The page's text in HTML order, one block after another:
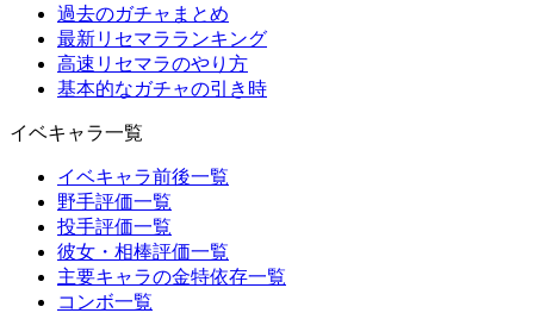
過去のガチャまとめ
最新リセマラランキング
高速リセマラのやり方
基本的なガチャの引き時
イベキャラ一覧
イベキャラ前後一覧
野手評価一覧
投手評価一覧
彼女・相棒評価一覧
主要キャラの金特依存一覧
コンボ一覧